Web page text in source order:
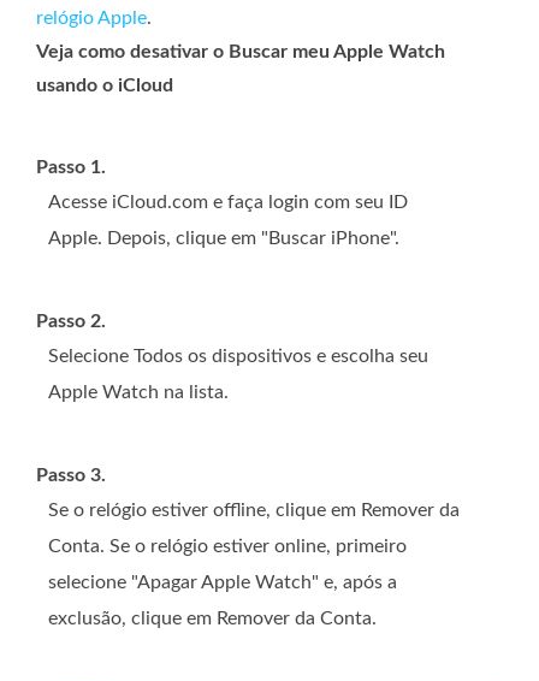
relógio Apple.
Veja como desativar o Buscar meu Apple Watch
usando o iCloud
Passo 1.
Acesse iCloud.com e faça login com seu ID
Apple. Depois, clique em "Buscar iPhone".
Passo 2.
Selecione Todos os dispositivos e escolha seu
Apple Watch na lista.
Passo 3.
Se o relógio estiver offline, clique em Remover da
Conta. Se o relógio estiver online, primeiro
selecione "Apagar Apple Watch" e, após a
exclusão, clique em Remover da Conta.